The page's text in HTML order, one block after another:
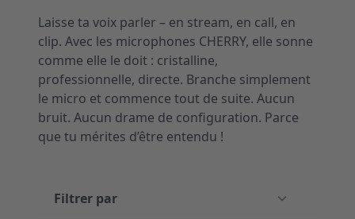
Laisse ta voix parler – en stream, en call, en
clip. Avec les microphones CHERRY, elle sonne
comme elle le doit : cristalline,
professionnelle, directe. Branche simplement
le micro et commence tout de suite. Aucun
bruit. Aucun drame de configuration. Parce
que tu mérites d’être entendu !
Filtrer par